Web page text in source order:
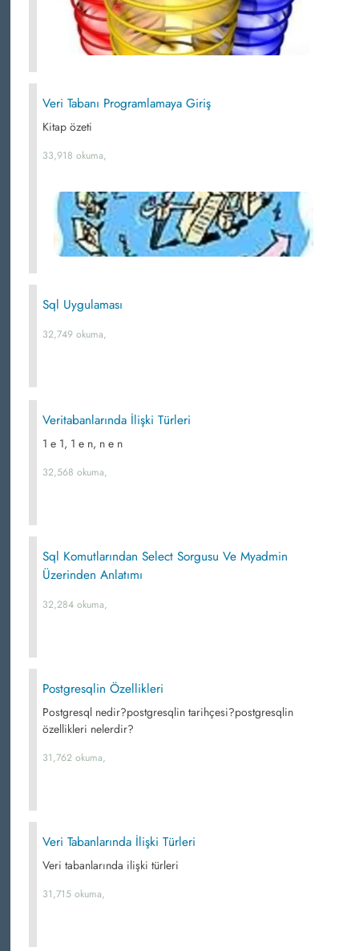
Veri Tabanı Programlamaya Giriş
Kitap özeti
33,918 okuma,
Sql Uygulaması
32,749 okuma,
Veritabanlarında İlişki Türleri
1 e 1, 1 e n, n e n
32,568 okuma,
Sql Komutlarından Select Sorgusu Ve Myadmin
Üzerinden Anlatımı
32,284 okuma,
Postgresqlin Özellikleri
Postgresql nedir?postgresqlin tarihçesi?postgresqlin
özellikleri nelerdir?
31,762 okuma,
Veri Tabanlarında İlişki Türleri
Veri tabanlarında ilişki türleri
31,715 okuma,